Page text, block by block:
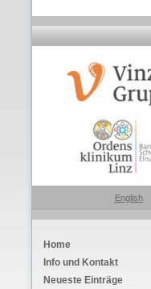
English
Home
Info und Kontakt
Neueste Einträge